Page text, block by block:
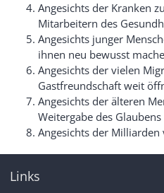
Angesichts der Kranken
Mitarbeitern des
Angesichts junger
ihnen neu bewusst
Angesichts der vielen
Gastfreundschaft weit
Angesichts der älteren
Weitergabe des
Angesichts der
Links